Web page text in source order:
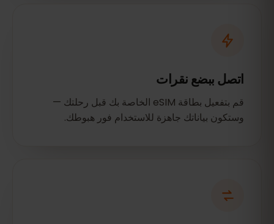
اتصل ببضع نقرات
قم بتفعيل بطاقة eSIM الخاصة بك قبل رحلتك —
وستكون بياناتك جاهزة للاستخدام فور هبوطك.